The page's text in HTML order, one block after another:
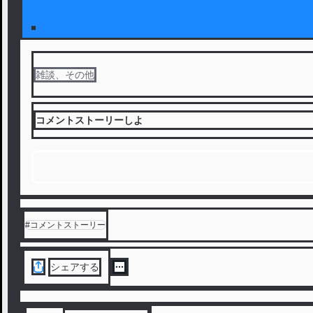
雑談、その他
コメントストーリーしよ
#コメントストーリー
シェアする